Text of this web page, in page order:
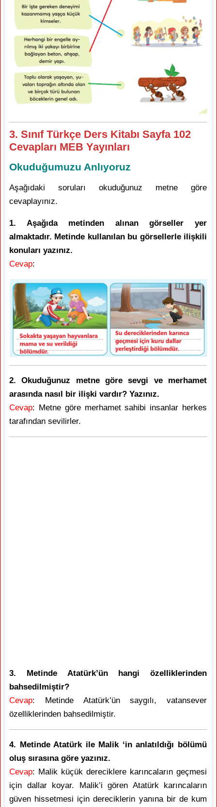
3. Sınıf Türkçe Ders Kitabı Sayfa 102
Cevapları MEB Yayınları
Okuduğumuzu Anlıyoruz
Aşağıdaki soruları okuduğunuz metne göre
cevaplayınız.
1. Aşağıda metinden alınan görseller yer
almaktadır. Metinde kullanılan bu görsellerle ilişkili
konuları yazınız.
Cevap:
2. Okuduğunuz metne göre sevgi ve merhamet
arasında nasıl bir ilişki vardır? Yazınız.
Cevap: Metne göre merhamet sahibi insanlar herkes
tarafından sevilirler.
3. Metinde Atatürk’ün hangi özelliklerinden
bahsedilmiştir?
Cevap: Metinde Atatürk’ün saygılı, vatansever
özelliklerinden bahsedilmiştir.
4. Metinde Atatürk ile Malik ‘in anlatıldığı bölümü
oluş sırasına göre yazınız.
Cevap: Malik küçük dereciklere karıncaların geçmesi
için dallar koyar. Malik’i gören Atatürk karıncaların
güven hissetmesi için dereciklerin yanına bir de kum